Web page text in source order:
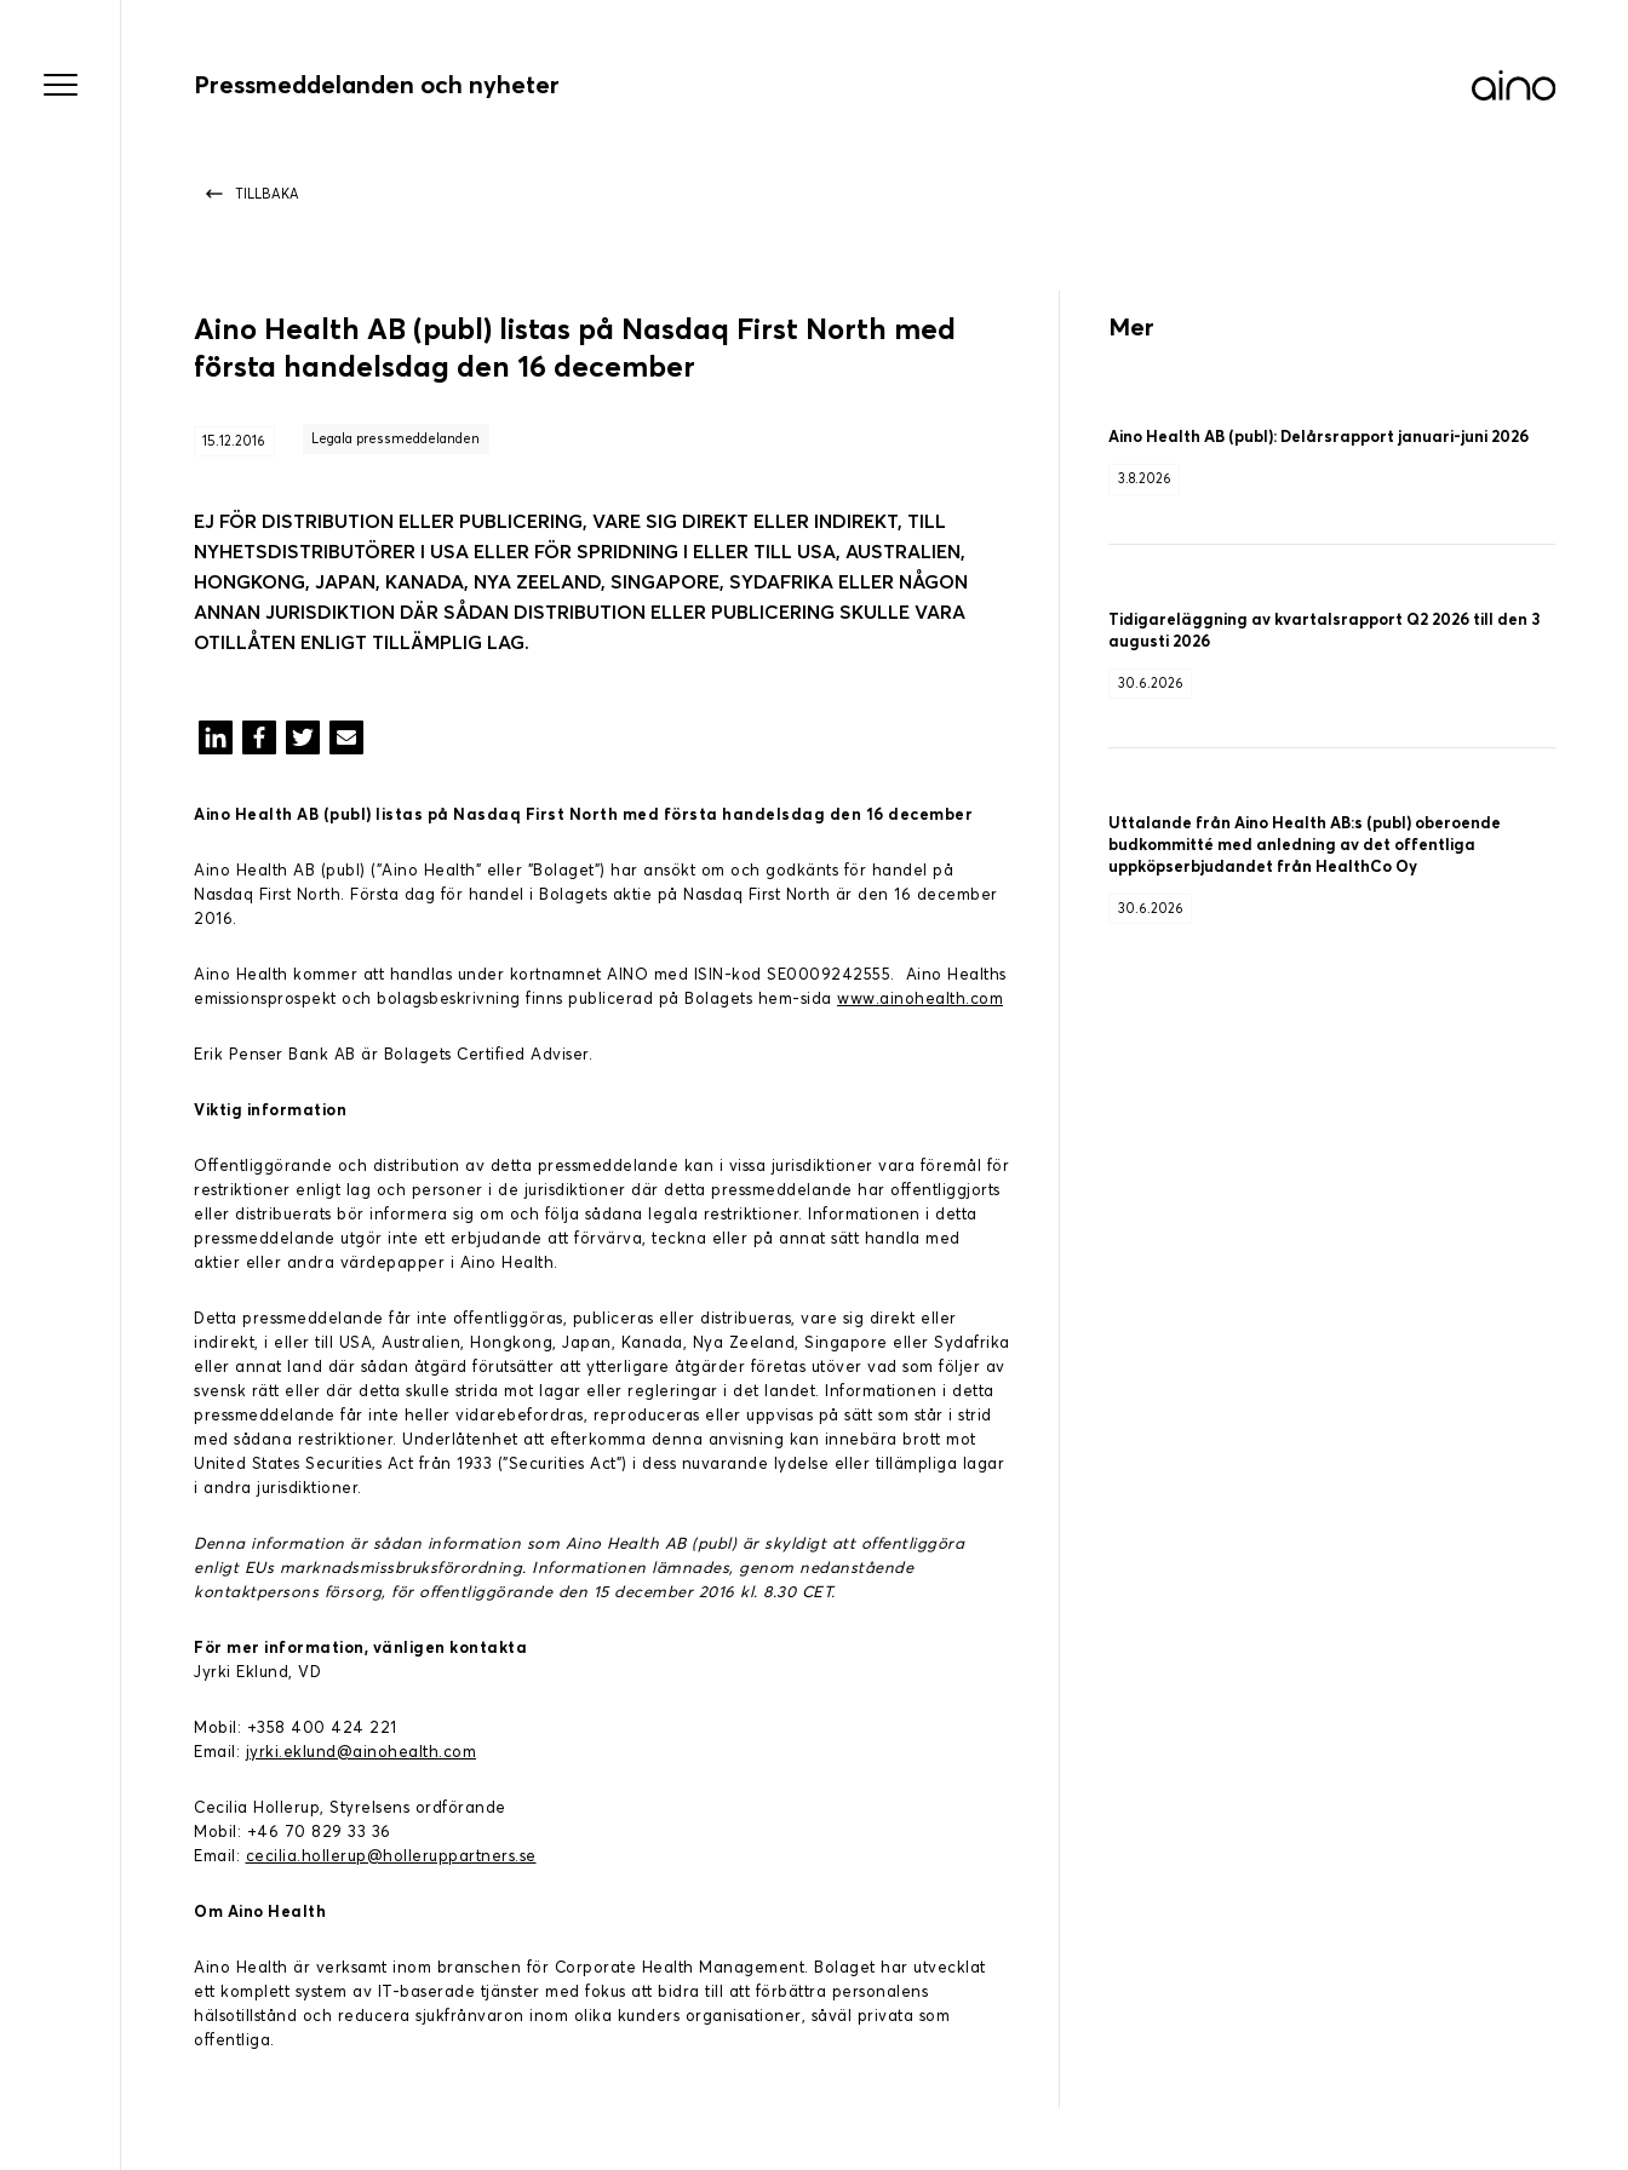
Pressmeddelanden och nyheter
TILLBAKA
Aino Health AB (publ) listas på Nasdaq First North med
första handelsdag den 16 december
15.12.2016 Legala pressmeddelanden
EJ FÖR DISTRIBUTION ELLER PUBLICERING, VARE SIG DIREKT ELLER INDIREKT, TILL
NYHETS­DISTRIBUTÖRER I USA ELLER FÖR SPRIDNING I ELLER TILL USA, AUSTRALIEN,
HONGKONG, JAPAN, KANADA, NYA ZEELAND, SINGAPORE, SYDAFRIKA ELLER NÅGON
ANNAN JURISDIKTION DÄR SÅDAN DISTRIBUTION ELLER PUBLICERING SKULLE VARA
OTILLÅTEN ENLIGT TILLÄMPLIG LAG.
Aino Health AB (publ) listas på Nasdaq First North med första handelsdag den 16 december
Aino Health AB (publ) (”Aino Health” eller ”Bolaget”) har ansökt om och godkänts för handel på
Nasdaq First North. Första dag för handel i Bolagets aktie på Nasdaq First North är den 16 december
2016.
Aino Health kommer att handlas under kortnamnet AINO med ISIN-kod SE0009242555. Aino Healths
emissionsprospekt och bolagsbeskrivning finns publicerad på Bolagets hem-sida www.ainohealth.com
Erik Penser Bank AB är Bolagets Certified Adviser.
Viktig information
Offentliggörande och distribution av detta pressmeddelande kan i vissa jurisdiktioner vara föremål för
restriktioner enligt lag och personer i de jurisdiktioner där detta pressmeddelande har offentliggjorts
eller distribuerats bör informera sig om och följa sådana legala restriktioner. Informationen i detta
pressmeddelande utgör inte ett erbjudande att förvärva, teckna eller på annat sätt handla med
aktier eller andra värdepapper i Aino Health.
Detta pressmeddelande får inte offentliggöras, publiceras eller distribueras, vare sig direkt eller
indirekt, i eller till USA, Australien, Hongkong, Japan, Kanada, Nya Zeeland, Singapore eller Sydafrika
eller annat land där sådan åtgärd förutsätter att ytterligare åtgärder företas utöver vad som följer av
svensk rätt eller där detta skulle strida mot lagar eller regleringar i det landet. Informationen i detta
pressmeddelande får inte heller vidarebefordras, reproduceras eller uppvisas på sätt som står i strid
med sådana restriktioner. Underlåtenhet att efterkomma denna anvisning kan innebära brott mot
United States Securities Act från 1933 (”Securities Act”) i dess nuvarande lydelse eller tillämpliga lagar
i andra jurisdiktioner.
Denna information är sådan information som Aino Health AB (publ) är skyldigt att offentliggöra
enligt EUs marknadsmissbruksförordning. Informationen lämnades, genom nedanstående
kontaktpersons försorg, för offentliggörande den 15 december 2016 kl. 8.30 CET.
För mer information, vänligen kontakta
Jyrki Eklund, VD
Mobil: +358 400 424 221
Email: jyrki.eklund@ainohealth.com
Cecilia Hollerup, Styrelsens ordförande
Mobil: +46 70 829 33 36
Email: cecilia.hollerup@holleruppartners.se
Om Aino Health
Aino Health är verksamt inom branschen för Corporate Health Management. Bolaget har utvecklat
ett komplett system av IT-baserade tjänster med fokus att bidra till att förbättra personalens
hälsotillstånd och reducera sjukfrånvaron inom olika kunders organisationer, såväl privata som
offentliga.
Mer
Aino Health AB (publ): Delårsrapport januari-juni 2026
3.8.2026
Tidigareläggning av kvartalsrapport Q2 2026 till den 3
augusti 2026
30.6.2026
Uttalande från Aino Health AB:s (publ) oberoende
budkommitté med anledning av det offentliga
uppköpserbjudandet från HealthCo Oy
30.6.2026